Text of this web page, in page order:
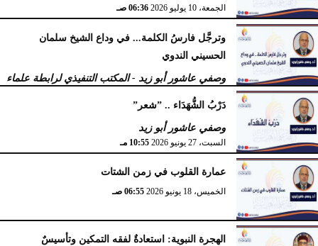
الجمعة، 10 يوليو 2026 06:36 صـ
وترجَّل فارسُ الكلمة... في وداع الشيخ سلمان
الحسيني الندوي
وصفي عاشور أبو زيد - المكتب التنفيذي لرابطة علماء
أهل السنّة
الخميس، 2 يوليو 2026 05:32 مـ
دَرْبُ الشُّهَدَاء .. ”شعر”
وصفي عاشور أبو زيد
السبت، 27 يونيو 2026 10:55 مـ
عمارة القلوب في زمن الشتات
الخميس، 18 يونيو 2026 06:55 صـ
الهجرة النبوية: استعادةٌ لفقه التمكين وتأسيسٌ